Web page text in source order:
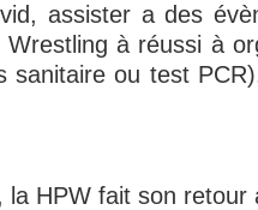
assister a des
à réussi à
sanitaire ou test
la HPW fait son retour